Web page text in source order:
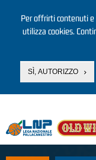
Per offrirti contenuti
utilizza cookies.
SÌ, AUTORIZZO